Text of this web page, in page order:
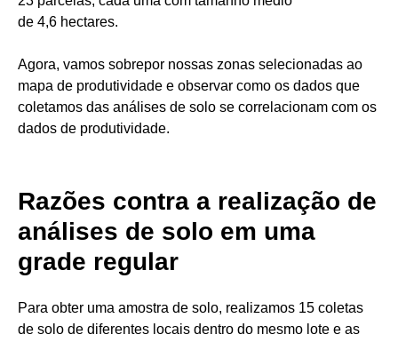
de 4,6 hectares.
Agora, vamos sobrepor nossas zonas selecionadas ao
mapa de produtividade e observar como os dados que
coletamos das análises de solo se correlacionam com os
dados de produtividade.
Razões contra a realização de
análises de solo em uma
grade regular
Para obter uma amostra de solo, realizamos 15 coletas
de solo de diferentes locais dentro do mesmo lote e as